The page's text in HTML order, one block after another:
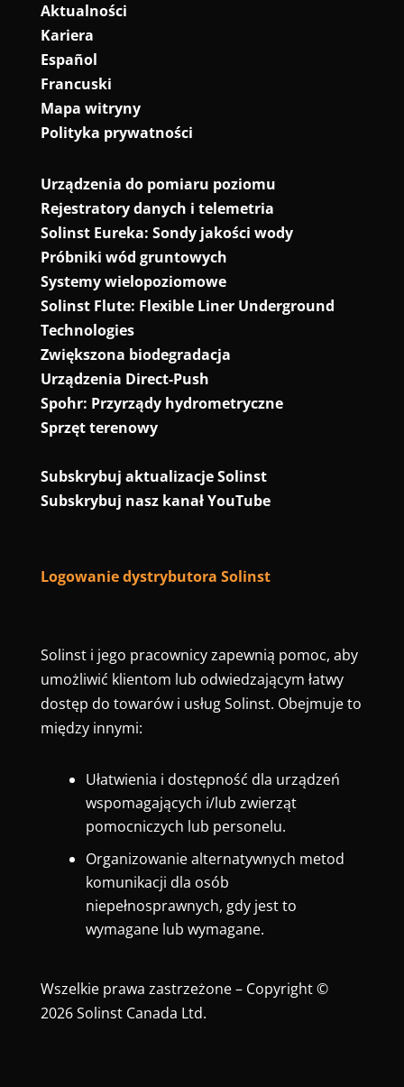
Aktualności
Kariera
Español
Francuski
Mapa witryny
Polityka prywatności
Urządzenia do pomiaru poziomu
Rejestratory danych i telemetria
Solinst Eureka: Sondy jakości wody
Próbniki wód gruntowych
Systemy wielopoziomowe
Solinst Flute: Flexible Liner Underground
Technologies
Zwiększona biodegradacja
Urządzenia Direct-Push
Spohr: Przyrządy hydrometryczne
Sprzęt terenowy
Subskrybuj aktualizacje Solinst
Subskrybuj nasz kanał YouTube
Logowanie dystrybutora Solinst
Solinst i jego pracownicy zapewnią pomoc, aby
umożliwić klientom lub odwiedzającym łatwy
dostęp do towarów i usług Solinst. Obejmuje to
między innymi:
Ułatwienia i dostępność dla urządzeń
wspomagających i/lub zwierząt
pomocniczych lub personelu.
Organizowanie alternatywnych metod
komunikacji dla osób
niepełnosprawnych, gdy jest to
wymagane lub wymagane.
Wszelkie prawa zastrzeżone – Copyright ©
2026 Solinst Canada Ltd.